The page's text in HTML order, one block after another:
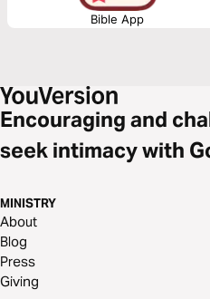
Bible App
Encouraging and
seek intimacy with
MINISTRY
About
Blog
Press
Giving